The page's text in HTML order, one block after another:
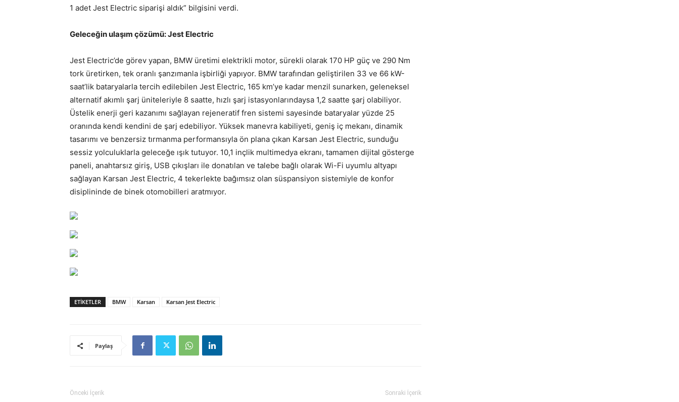
1 adet Jest Electric siparişi aldık” bilgisini verdi.
Geleceğin ulaşım çözümü: Jest Electric
Jest Electric’de görev yapan, BMW üretimi elektrikli motor, sürekli olarak 170 HP güç ve 290 Nm
tork üretirken, tek oranlı şanzımanla işbirliği yapıyor. BMW tarafından geliştirilen 33 ve 66 kW-
saat’lik bataryalarla tercih edilebilen Jest Electric, 165 km’ye kadar menzil sunarken, geleneksel
alternatif akımlı şarj üniteleriyle 8 saatte, hızlı şarj istasyonlarındaysa 1,2 saatte şarj olabiliyor.
Üstelik enerji geri kazanımı sağlayan rejeneratif fren sistemi sayesinde bataryalar yüzde 25
oranında kendi kendini de şarj edebiliyor. Yüksek manevra kabiliyeti, geniş iç mekanı, dinamik
tasarımı ve benzersiz tırmanma performansıyla ön plana çıkan Karsan Jest Electric, sunduğu
sessiz yolculuklarla geleceğe ışık tutuyor. 10,1 inçlik multimedya ekranı, tamamen dijital gösterge
paneli, anahtarsız giriş, USB çıkışları ile donatılan ve talebe bağlı olarak Wi-Fi uyumlu altyapı
sağlayan Karsan Jest Electric, 4 tekerlekte bağımsız olan süspansiyon sistemiyle de konfor
disiplininde de binek otomobilleri aratmıyor.
ETIKETLER BMW Karsan Karsan Jest Electric
Paylaş
Önceki İçerik Sonraki İçerik